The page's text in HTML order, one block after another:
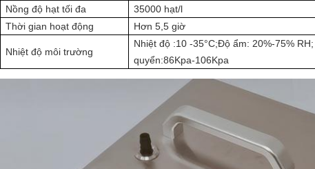
Nồng độ hạt tối đa
35000 hạt/l
Thời gian hoạt động
Hơn 5,5 giờ
Nhiệt độ môi trường
Nhiệt độ :10 -35°C;Độ ẩm: 20%-75%
quyển:86Kpa-106Kpa